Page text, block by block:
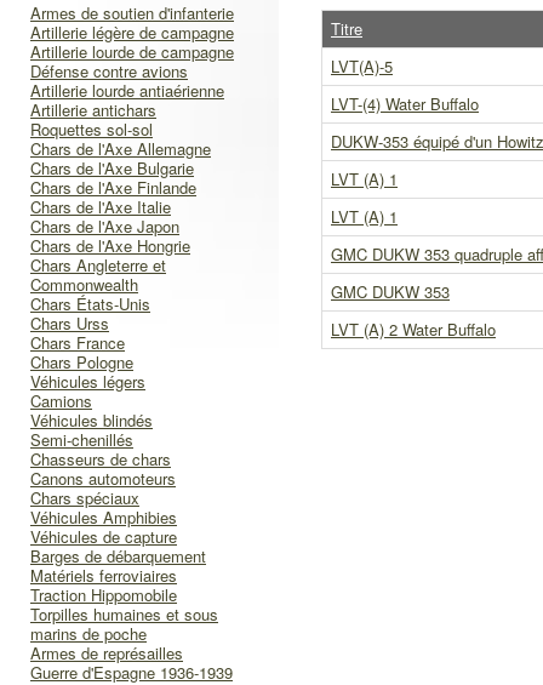
Armes de soutien d'infanterie
Artillerie légère de campagne
Artillerie lourde de campagne
Défense contre avions
Artillerie lourde antiaérienne
Artillerie antichars
Roquettes sol-sol
Chars de l'Axe Allemagne
Chars de l'Axe Bulgarie
Chars de l'Axe Finlande
Chars de l'Axe Italie
Chars de l'Axe Japon
Chars de l'Axe Hongrie
Chars Angleterre et
Commonwealth
Chars États-Unis
Chars Urss
Chars France
Chars Pologne
Véhicules légers
Camions
Véhicules blindés
Semi-chenillés
Chasseurs de chars
Canons automoteurs
Chars spéciaux
Véhicules Amphibies
Véhicules de capture
Barges de débarquement
Matériels ferroviaires
Traction Hippomobile
Torpilles humaines et sous
marins de poche
Armes de représailles
Guerre d'Espagne 1936-1939
Titre
LVT(A)-5
LVT-(4) Water Buffalo
DUKW-353 équipé d'un
LVT (A) 1
LVT (A) 1
GMC DUKW 353 quadruple
GMC DUKW 353
LVT (A) 2 Water Buffalo